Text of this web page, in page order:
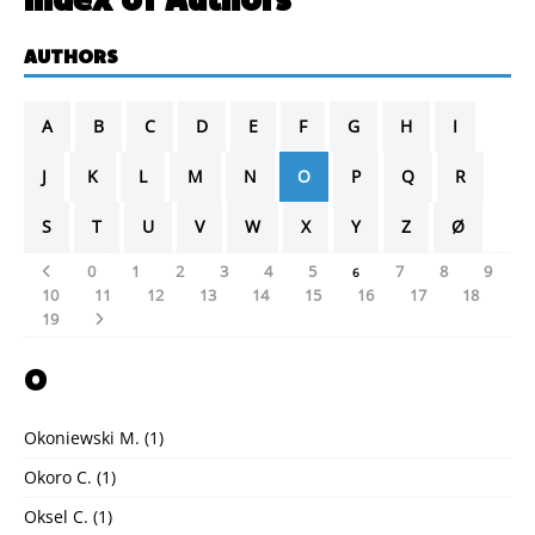
AUTHORS
A B C D E F G H I
J K L M N O P Q R
S T U V W X Y Z Ø
0 1 2 3 4 5 6 7 8
9
10
11 12 13 14 15 16 17
18
19
O
Okoniewski M. (1)
Okoro C. (1)
Oksel C. (1)